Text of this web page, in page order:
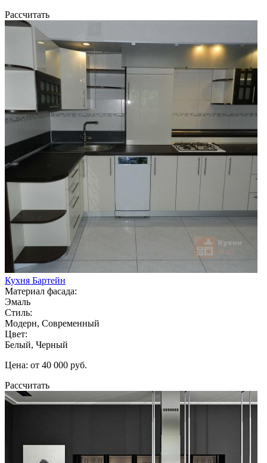
Рассчитать
Кухня Бартейн
Материал фасада:
Эмаль
Стиль:
Модерн, Современный
Цвет:
Белый, Черный
Цена: от 40 000 руб.
Рассчитать